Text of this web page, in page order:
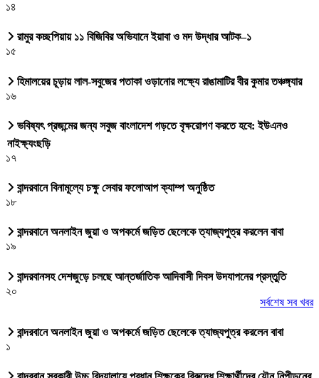
১৪
রামুর কচ্ছপিয়ায় ১১ বিজিবির অভিযানে ইয়াবা ও মদ উদ্ধার আটক–১
১৫
হিমালয়ের চূড়ায় লাল-সবুজের পতাকা ওড়ানোর লক্ষ্যে রাঙামাটির বীর কুমার তঞ্চঙ্গ্যার
১৬
ভবিষ্যৎ প্রজন্মের জন্য সবুজ বাংলাদেশ গড়তে বৃক্ষরোপণ করতে হবে: ইউএনও
নাইক্ষ্যংছড়ি
১৭
বান্দরবানে বিনামূল্যে চক্ষু সেবার ফলোআপ ক্যাম্প অনুষ্ঠিত
১৮
বান্দরবানে অনলাইন জুয়া ও অপকর্মে জড়িত ছেলেকে ত্যাজ্যপুত্র করলেন বাবা
১৯
বান্দরবানসহ দেশজুড়ে চলছে আন্তর্জাতিক আদিবাসী দিবস উদযাপনের প্রস্তুতি
২০
সর্বশেষ সব খবর
বান্দরবানে অনলাইন জুয়া ও অপকর্মে জড়িত ছেলেকে ত্যাজ্যপুত্র করলেন বাবা
১